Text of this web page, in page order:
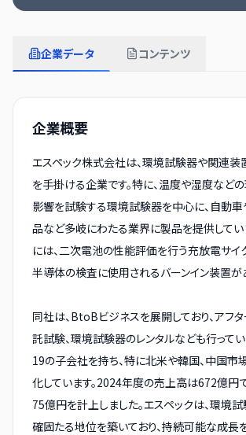
企業データ コンテンツ
企業概要
エスペック株式会社は、環境試験器や関連装
を手掛ける企業です。特に、温度や湿度など
影響を試験する環境試験器を中心に、自動車
品など多岐にわたる業界に製品を提供してい
には、二次電池の性能評価を行う充放電サイ
半導体の検査に使用されるバーンイン装置が
同社は、BtoBビジネスを展開しており、アフ
託試験、環境試験器のレンタルなども行って
19の子会社を持ち、特に北米や韓国、中国市
化しています。2024年度の売上高は672億円
75億円を計上しました。エスペックは、環境
確固たる地位を築いており、持続可能な成長